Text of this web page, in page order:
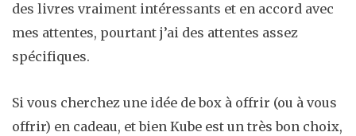
des livres vraiment intéressants et en accord avec
mes attentes, pourtant j’ai des attentes assez
spécifiques.
Si vous cherchez une idée de box à offrir (ou à vous
offrir) en cadeau, et bien Kube est un très bon choix,